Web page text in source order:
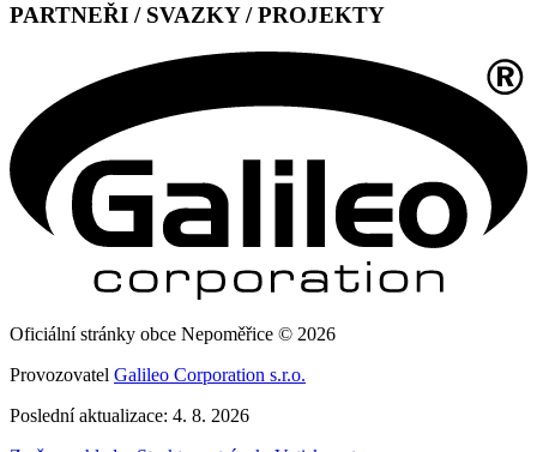
PARTNEŘI / SVAZKY / PROJEKTY
Oficiální stránky obce Nepoměřice © 2026
Provozovatel Galileo Corporation s.r.o.
Poslední aktualizace: 4. 8. 2026